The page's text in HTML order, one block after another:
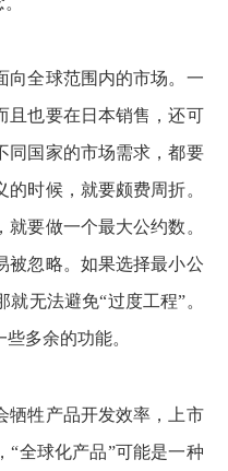
向全球范围内的市场。一
且也要在日本销售，还可
同国家的市场需求，都要
时候，就要颇费周折。
要做一个最大公约数。
被忽略。如果选择最小公
无法避免“过度工程”。
多余的功能。
牺牲产品开发效率，上市
“全球化产品”可能是一种